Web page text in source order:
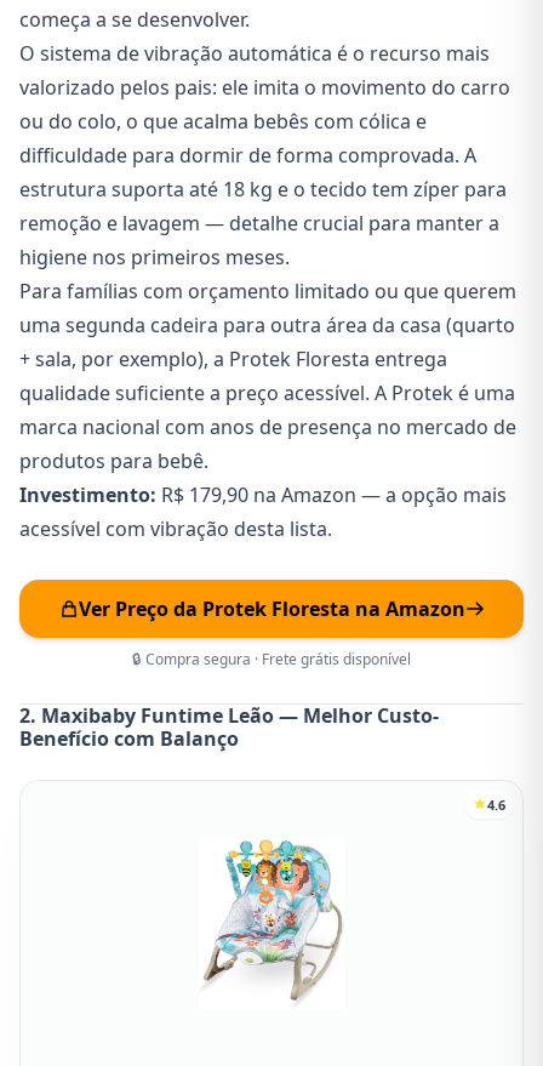
começa a se desenvolver.
O sistema de vibração automática é o recurso mais
valorizado pelos pais: ele imita o movimento do carro
ou do colo, o que acalma bebês com cólica e
difficuldade para dormir de forma comprovada. A
estrutura suporta até 18 kg e o tecido tem zíper para
remoção e lavagem — detalhe crucial para manter a
higiene nos primeiros meses.
Para famílias com orçamento limitado ou que querem
uma segunda cadeira para outra área da casa (quarto
+ sala, por exemplo), a Protek Floresta entrega
qualidade suficiente a preço acessível. A Protek é uma
marca nacional com anos de presença no mercado de
produtos para bebê.
Investimento: R$ 179,90 na Amazon — a opção mais
acessível com vibração desta lista.
Ver Preço da Protek Floresta na Amazon
🔒 Compra segura · Frete grátis disponível
2. Maxibaby Funtime Leão — Melhor Custo-
Benefício com Balanço
4.6